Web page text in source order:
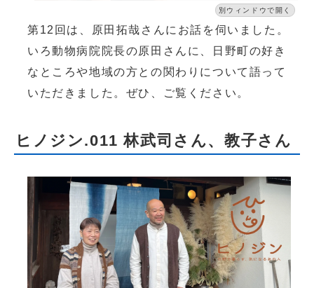
別ウィンドウで開く
第12回は、原田拓哉さんにお話を伺いました。
いろ動物病院院長の原田さんに、日野町の好き
なところや地域の方との関わりについて語って
いただきました。ぜひ、ご覧ください。
ヒノジン.011 林武司さん、教子さん